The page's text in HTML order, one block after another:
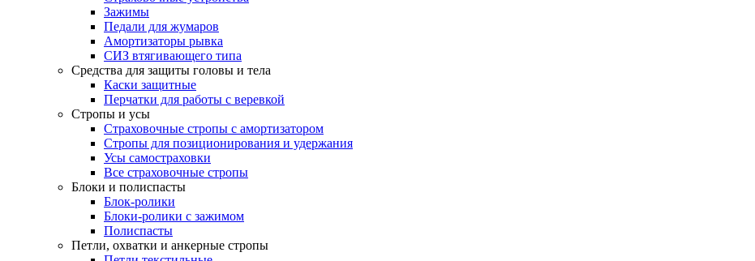
Зажимы
Педали для жумаров
Амортизаторы рывка
СИЗ втягивающего типа
Средства для защиты головы и тела
Каски защитные
Перчатки для работы с веревкой
Стропы и усы
Страховочные стропы с амортизатором
Стропы для позиционирования и удержания
Усы самостраховки
Все страховочные стропы
Блоки и полиспасты
Блок-ролики
Блоки-ролики с зажимом
Полиспасты
Петли, охватки и анкерные стропы